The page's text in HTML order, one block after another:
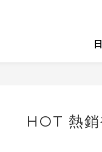
HOT 熱